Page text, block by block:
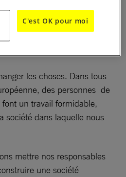
se retrouvent sans abri.
adultes habitent encore
qu’elles/ils n’ont pas les
les choses. Dans tous
des personnes de
un travail formidable,
société dans laquelle nous
mettre nos responsables
une société
C'est OK pour moi